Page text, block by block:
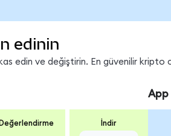
edinin
edin ve değiştirin. En güvenilir kripto
Değerlendirme İndir
App